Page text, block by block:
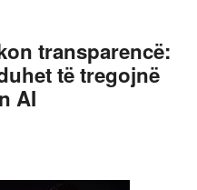
transparencë:
të tregojnë
AI